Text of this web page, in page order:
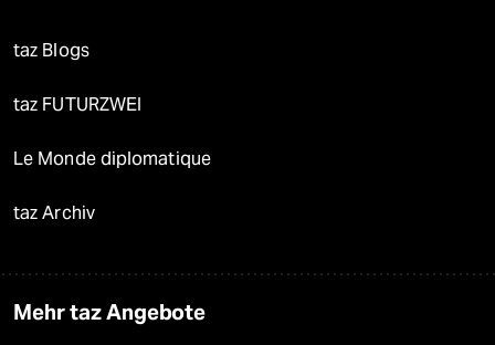
taz Blogs
taz FUTURZWEI
Le Monde diplomatique
taz Archiv
Mehr taz Angebote